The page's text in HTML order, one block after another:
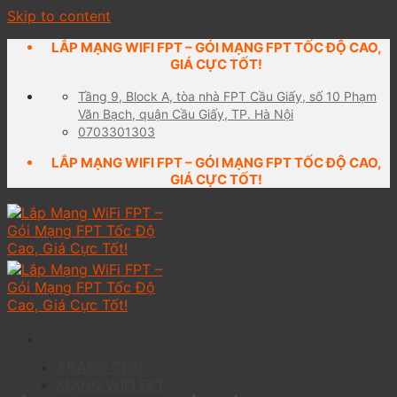
Skip to content
LẮP MẠNG WIFI FPT – GÓI MẠNG FPT TỐC ĐỘ CAO,
GIÁ CỰC TỐT!
Tầng 9, Block A, tòa nhà FPT Cầu Giấy, số 10 Phạm
Văn Bạch, quận Cầu Giấy, TP. Hà Nội
0703301303
LẮP MẠNG WIFI FPT – GÓI MẠNG FPT TỐC ĐỘ CAO,
GIÁ CỰC TỐT!